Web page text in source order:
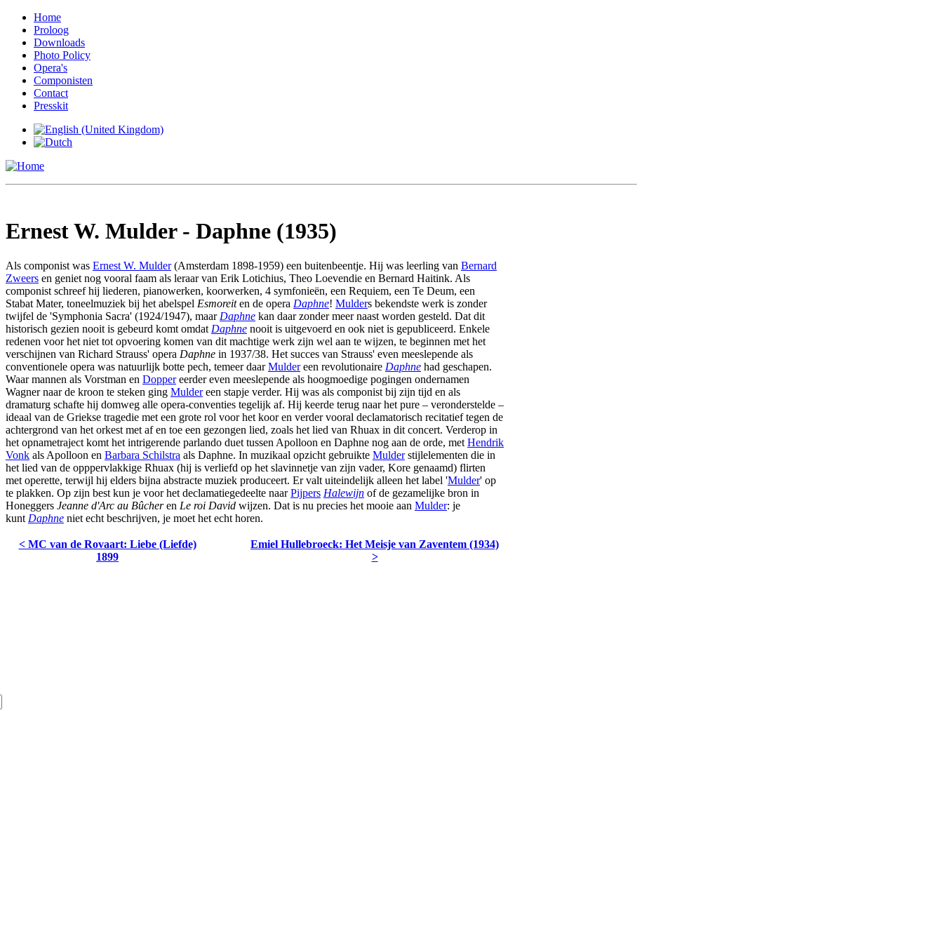
Home
Proloog
Downloads
Photo Policy
Opera's
Componisten
Contact
Presskit
Ernest W. Mulder - Daphne (1935)
Als componist was Ernest W. Mulder(Amsterdam 1898-1959) een buitenbeentje. Hij was leerling van Bernard
Zweers en geniet nog vooral faam als leraar van Erik Lotichius, Theo Loevendie en Bernard Haitink. Als
componist schreef hij liederen, pianowerken, koorwerken, 4 symfonieën, een Requiem, een Te Deum, een
Stabat Mater, toneelmuziek bij het abelspel Esmoreiten de opera Daphne! Mulders bekendste werk is zonder
twijfel de 'Symphonia Sacra' (1924/1947), maar Daphne kan daar zonder meer naast worden gesteld. Dat dit
historisch gezien nooit is gebeurd komt omdat Daphne nooit is uitgevoerd en ook niet is gepubliceerd. Enkele
redenen voor het niet tot opvoering komen van dit machtige werk zijn wel aan te wijzen, te beginnen met het
verschijnen van Richard Strauss' opera Daphne in 1937/38. Het succes van Strauss' even meeslepende als
conventionele opera was natuurlijk botte pech, temeer daarMuldereen revolutionaire Daphne had geschapen.
Waar mannen als Vorstman en Doppereerder even meeslepende als hoogmoedige pogingen ondernamen
Wagner naar de kroon te steken ging Muldereen stapje verder. Hij was als componist bij zijn tijd en als
dramaturg schafte hij domweg alle opera-conventies tegelijk af. Hij keerde terug naar het pure – veronderstelde –
ideaal van de Griekse tragedie met een grote rol voor het koor en verder vooral declamatorisch recitatief tegen de
achtergrond van het orkest met af en toe een gezongen lied, zoals het lied van Rhuax in dit concert. Verderop in
het opnametraject komt het intrigerende parlando duet tussen Apolloon en Daphne nog aan de orde, met Hendrik
Vonk als Apolloon en Barbara Schilstra als Daphne. In muzikaal opzicht gebruikte Mulderstijlelementen die in
het lied van de opppervlakkige Rhuax (hij is verliefd op het slavinnetje van zijn vader, Kore genaamd) flirten
met operette, terwijl hij elders bijna abstracte muziek produceert. Er valt uiteindelijk alleen het label 'Mulder' op
te plakken. Op zijn best kun je voor het declamatiegedeelte naarPijpers Halewijn of de gezamelijke bron in
Honeggers Jeanne d'Arc au Bûcheren Le roi David wijzen. Dat is nu precies het mooie aan Mulder: je
kunt Daphne niet echt beschrijven, je moet het echt horen.
< MC van de Rovaart: Liebe (Liefde)
1899
Emiel Hullebroeck: Het Meisje van Zaventem (1934)
>